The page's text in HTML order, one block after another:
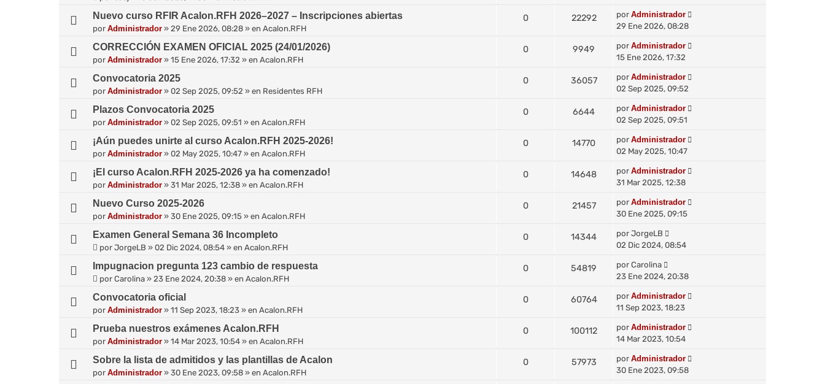
n
Nuevo curso RFIR Acalon.RFH 2026–2027 – Inscripciones abiertas
por Administrador » 29 Ene 2026, 08:28 » en Acalon.RFH
0 22292 por Administrador
29 Ene 2026, 08:28
CORRECCIÓN EXAMEN OFICIAL 2025 (24/01/2026)
por Administrador » 15 Ene 2026, 17:32 » en Acalon.RFH
0 9949 por Administrador
15 Ene 2026, 17:32
Convocatoria 2025
por Administrador » 02 Sep 2025, 09:52 » en Residentes RFH
0 36057 por Administrador
02 Sep 2025, 09:52
Plazos Convocatoria 2025
por Administrador » 02 Sep 2025, 09:51 » en Acalon.RFH
0 6644 por Administrador
02 Sep 2025, 09:51
¡Aún puedes unirte al curso Acalon.RFH 2025-2026!
por Administrador » 02 May 2025, 10:47 » en Acalon.RFH
0 14770 por Administrador
02 May 2025, 10:47
¡El curso Acalon.RFH 2025-2026 ya ha comenzado!
por Administrador » 31 Mar 2025, 12:38 » en Acalon.RFH
0 14648 por Administrador
31 Mar 2025, 12:38
Nuevo Curso 2025-2026
por Administrador » 30 Ene 2025, 09:15 » en Acalon.RFH
0 21457 por Administrador
30 Ene 2025, 09:15
Examen General Semana 36 Incompleto
por JorgeLB » 02 Dic 2024, 08:54 » en Acalon.RFH
0 14344 por JorgeLB
02 Dic 2024, 08:54
Impugnacion pregunta 123 cambio de respuesta
por Carolina » 23 Ene 2024, 20:38 » en Acalon.RFH
0 54819 por Carolina
23 Ene 2024, 20:38
Convocatoria oficial
por Administrador » 11 Sep 2023, 18:23 » en Acalon.RFH
0 60764 por Administrador
11 Sep 2023, 18:23
Prueba nuestros exámenes Acalon.RFH
por Administrador » 14 Mar 2023, 10:54 » en Acalon.RFH
0 100112 por Administrador
14 Mar 2023, 10:54
Sobre la lista de admitidos y las plantillas de Acalon
por Administrador » 30 Ene 2023, 09:58 » en Acalon.RFH
0 57973 por Administrador
30 Ene 2023, 09:58